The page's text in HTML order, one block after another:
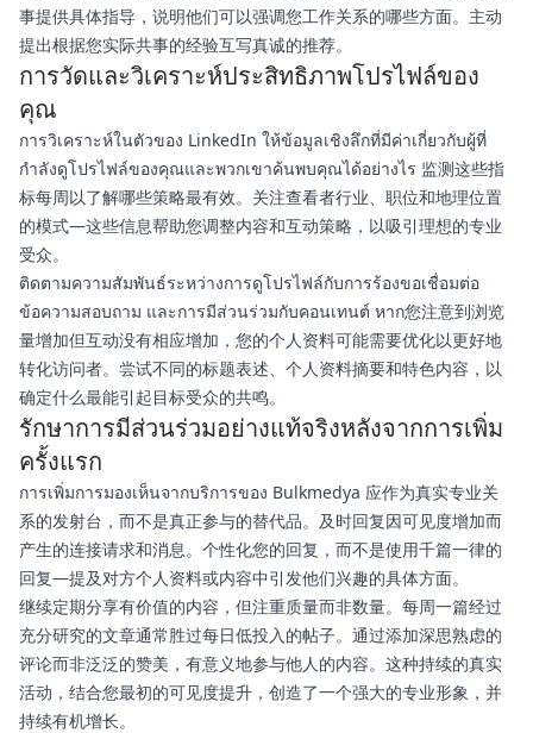
事提供具体指导，说明他们可以强调您工作关系的哪些方面。主动
提出根据您实际共事的经验互写真诚的推荐。
การวัดและวิเคราะห์ประสิทธิภาพโปรไฟล์ของ
คุณ
การวิเคราะห์ในตัวของ LinkedIn ให้ข้อมูลเชิงลึกที่มีค่าเกี่ยวกับผู้ที่
กำลังดูโปรไฟล์ของคุณและพวกเขาค้นพบคุณได้อย่างไร 监测这些指
标每周以了解哪些策略最有效。关注查看者行业、职位和地理位置
的模式—这些信息帮助您调整内容和互动策略，以吸引理想的专业
受众。
ติดตามความสัมพันธ์ระหว่างการดูโปรไฟล์กับการร้องขอเชื่อมต่อ
ข้อความสอบถาม และการมีส่วนร่วมกับคอนเทนต์ หาก您注意到浏览
量增加但互动没有相应增加，您的个人资料可能需要优化以更好地
转化访问者。尝试不同的标题表述、个人资料摘要和特色内容，以
确定什么最能引起目标受众的共鸣。
รักษาการมีส่วนร่วมอย่างแท้จริงหลังจากการเพิ่ม
ครั้งแรก
การเพิ่มการมองเห็นจากบริการของ Bulkmedya 应作为真实专业关
系的发射台，而不是真正参与的替代品。及时回复因可见度增加而
产生的连接请求和消息。个性化您的回复，而不是使用千篇一律的
回复—提及对方个人资料或内容中引发他们兴趣的具体方面。
继续定期分享有价值的内容，但注重质量而非数量。每周一篇经过
充分研究的文章通常胜过每日低投入的帖子。通过添加深思熟虑的
评论而非泛泛的赞美，有意义地参与他人的内容。这种持续的真实
活动，结合您最初的可见度提升，创造了一个强大的专业形象，并
持续有机增长。